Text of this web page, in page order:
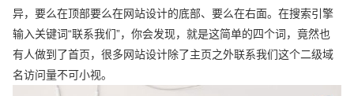
异，要么在顶部要么在网站设计的底部、要么在右面。在搜索引擎
输入关键词“联系我们”，你会发现，就是这简单的四个词，竟然也
有人做到了首页，很多网站设计除了主页之外联系我们这个二级域
名访问量不可小视。